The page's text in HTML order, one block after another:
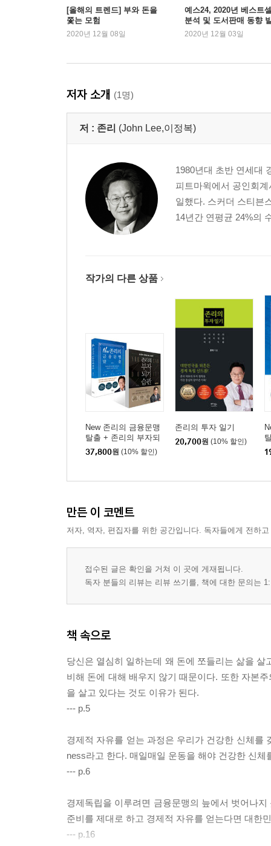
08 편견에서 벗어나라
3장 경제독립을 위한 여정 10단계
3단계 부채를 줄여라
4단계 매일 1만 원씩 여유자금을 만들어 투자해라
5단계 퇴직연금제도를 활용해라
7단계 경제독립, 온 가족이 함께해라
8단계 구체적 목표를 세워라
9단계 당신이 전문가임을 깨달아라
10단계 항상 긍정적인 생각을 갖고 당장 시작해라
[올해의 트렌드] 부와 돈을
쫓는 모험
2020년 12월 08일
예스24, 2020년 베스트
분석 및 도서판매 동향
2020년 12월 03일
저자 소개 (1명)
저 : 존리 (John Lee,이정복)
1980년대 초반 연세대
피트마윅에서 공인회
일했다. 스커더 스티븐
14년간 연평균 24%의
작가의 다른 상품
New 존리의 금융문맹
탈출 + 존리의 부자되
기 습관 세트
37,800원 (10% 할인)
존리의 투자 일기
20,700원 (10% 할인)
만든 이 코멘트
저자, 역자, 편집자를 위한 공간입니다. 독자들에게 전하
접수된 글은 확인을 거쳐 이 곳에 게재됩니다.
독자 분들의 리뷰는 리뷰 쓰기를, 책에 대한 문의는
책 속으로
당신은 열심히 일하는데 왜 돈에 쪼들리는 삶을
비해 돈에 대해 배우지 않기 때문이다. 또한 자본
을 살고 있다는 것도 이유가 된다.
--- p.5
경제적 자유를 얻는 과정은 우리가 건강한 신체를
ness라고 한다. 매일매일 운동을 해야 건강한 신
--- p.6
경제독립을 이루려면 금융문맹의 늪에서 벗어나
준비를 제대로 하고 경제적 자유를 얻는다면 대한
--- p.16